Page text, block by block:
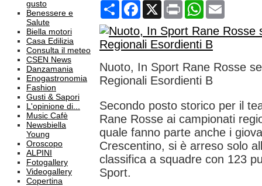
gusto
Benessere e
Salute
Biella motori
Casa Edilizia
Consulta il meteo
CSEN News
Danzamania
Enogastronomia
Fashion
Gusti & Sapori
L'opinione di...
Music Cafè
Newsbiella
Young
Oroscopo
ALPINI
Fotogallery
Videogallery
Copertina
CondividiFacebook
X Print WhatsApp
Nuoto, In Sport Rane Rosse
Regionali Esordienti B
Secondo posto storico per il
Rane Rosse ai campionati
quale fanno parte anche i
Crescentino, si è arreso solo
classifica a squadre con 123
Sport.